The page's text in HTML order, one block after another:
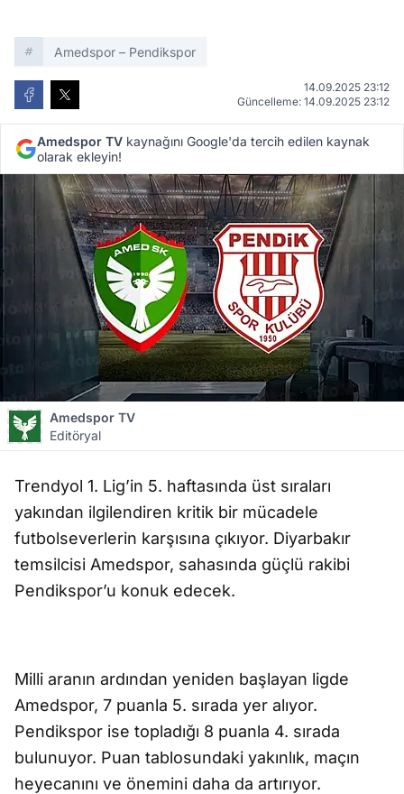
Amedspor – Pendikspor
14.09.2025 23:12
Güncelleme: 14.09.2025 23:12
Amedspor TV kaynağını Google'da tercih edilen kaynak
olarak ekleyin!
Amedspor TV
Editöryal
Trendyol 1. Lig’in 5. haftasında üst sıraları
yakından ilgilendiren kritik bir mücadele
futbolseverlerin karşısına çıkıyor. Diyarbakır
temsilcisi Amedspor, sahasında güçlü rakibi
Pendikspor’u konuk edecek.
Milli aranın ardından yeniden başlayan ligde
Amedspor, 7 puanla 5. sırada yer alıyor.
Pendikspor ise topladığı 8 puanla 4. sırada
bulunuyor. Puan tablosundaki yakınlık, maçın
heyecanını ve önemini daha da artırıyor.